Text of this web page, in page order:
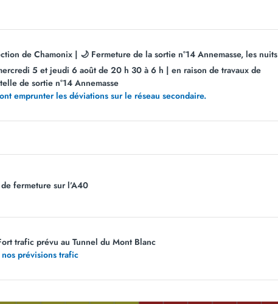
de Chamonix | 🌙 Fermeture de la sortie n°14 Annemasse, les nuits
5 et jeudi 6 août de 20 h 30 à 6 h | en raison de travaux de
de sortie n°14 Annemasse
emprunter les déviations sur le réseau secondaire.
fermeture sur l’A40
trafic prévu au Tunnel du Mont Blanc
prévisions trafic